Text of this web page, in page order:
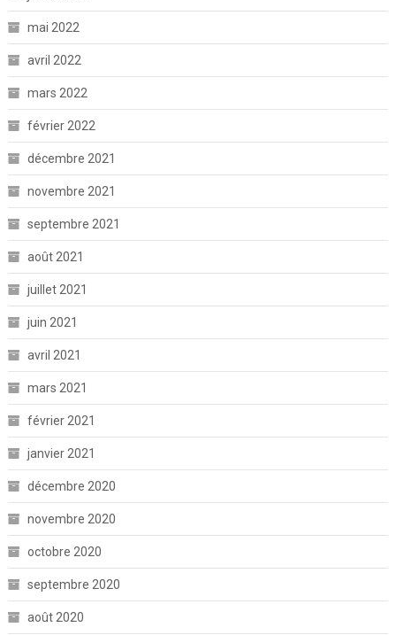
mai 2022
avril 2022
mars 2022
février 2022
décembre 2021
novembre 2021
septembre 2021
août 2021
juillet 2021
juin 2021
avril 2021
mars 2021
février 2021
janvier 2021
décembre 2020
novembre 2020
octobre 2020
septembre 2020
août 2020